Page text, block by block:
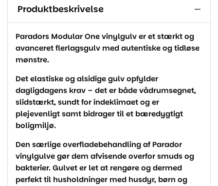
Produktbeskrivelse
Paradors Modular One vinylgulv er et stærkt og
avanceret flerlagsgulv med autentiske og tidløse
mønstre.
Det elastiske og alsidige gulv opfylder
dagligdagens krav – det er både vådrumsegnet,
slidstærkt, sundt for indeklimaet og er
plejevenligt samt bidrager til et bæredygtigt
boligmiljø.
Den særlige overfladebehandling af Parador
vinylgulve gør dem afvisende overfor smuds og
bakterier. Gulvet er let at rengøre og dermed
perfekt til husholdninger med husdyr, børn og